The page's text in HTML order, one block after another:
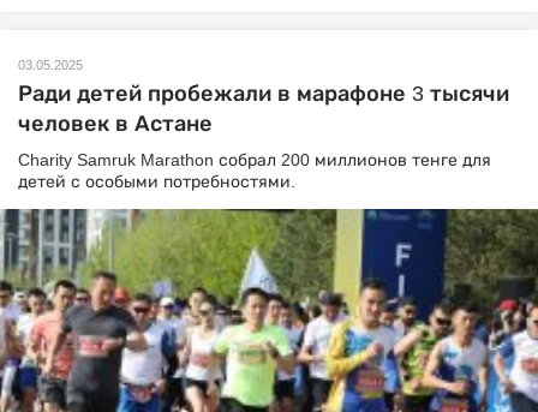
03.05.2025
Ради детей пробежали в марафоне 3 тысячи
человек в Астане
Charity Samruk Marathon собрал 200 миллионов тенге для
детей с особыми потребностями.